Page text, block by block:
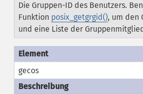
Die Gruppen-ID des Benutzers.
Funktion posix_getgrgid(), um den
und eine Liste der
gecos